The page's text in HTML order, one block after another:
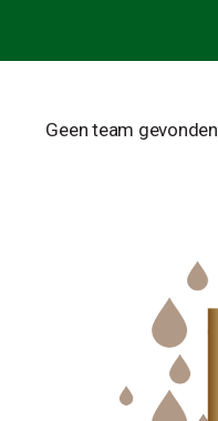
Geen team gevonden